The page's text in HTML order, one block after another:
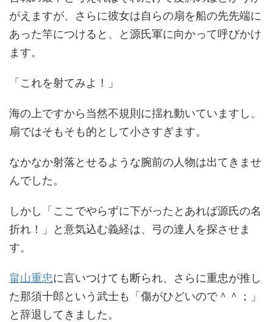
がえますが、さらに彼女は自らの扇を船の先先端に
あった竿につけると、と源氏軍に向かって呼びかけ
ます。
「これを射てみよ！」
海の上ですから当然不規則に揺れ動いていますし、
扇ではそもそも的として小さすぎます。
なかなか射落とせるような腕前の人物は出てきませ
んでした。
しかし「ここでやらずに下がったとあれば源氏の名
折れ！」と意気込む義経は、弓の達人を探させま
す。
畠山重忠に言いつけても断られ、さらに重忠が推し
た那須十郎という武士も「傷がひどいので＾＾；」
と辞退してきました。